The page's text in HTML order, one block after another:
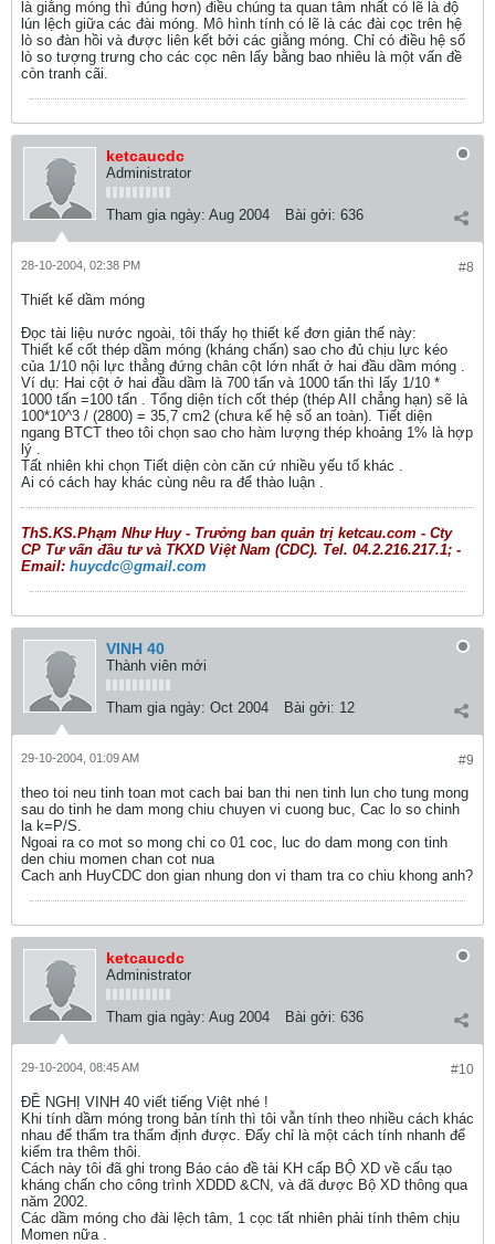
là giằng móng thì đúng hơn) điều chúng ta quan tâm nhất có lẽ là độ
lún lệch giữa các đài móng. Mô hình tính có lẽ là các đài cọc trên hệ
lò so đàn hồi và được liên kết bởi các giằng móng. Chỉ có điều hệ số
lò so tượng trưng cho các cọc nên lấy bằng bao nhiêu là một vấn đề
còn tranh cãi.
ketcaucdc
Administrator
Tham gia ngày: Aug 2004 Bài gởi: 636
#8
28-10-2004, 02:38 PM
Thiết kế dầm móng
Đọc tài liệu nước ngoài, tôi thấy họ thiết kế đơn giản thế này:
Thiết kế cốt thép dầm móng (kháng chấn) sao cho đủ chịu lực kéo
của 1/10 nội lực thẳng đứng chân cột lớn nhất ở hai đầu dầm móng .
Ví dụ: Hai cột ở hai đầu dầm là 700 tấn và 1000 tấn thì lấy 1/10 *
1000 tấn =100 tấn . Tổng diện tích cốt thép (thép AII chẳng hạn) sẽ là
100*10^3 / (2800) = 35,7 cm2 (chưa kể hệ số an toàn). Tiết diện
ngang BTCT theo tôi chọn sao cho hàm lượng thép khoảng 1% là hợp
lý .
Tất nhiên khi chọn Tiết diện còn căn cứ nhiều yếu tố khác .
Ai có cách hay khác cùng nêu ra để thào luận .
ThS.KS.Phạm Như Huy - Trưởng ban quản trị ketcau.com - Cty
CP Tư vấn đầu tư và TKXD Việt Nam (CDC). Tel. 04.2.216.217.1; -
Email: huycdc@gmail.com
VINH 40
Thành viên mới
Tham gia ngày: Oct 2004 Bài gởi: 12
#9
29-10-2004, 01:09 AM
theo toi neu tinh toan mot cach bai ban thi nen tinh lun cho tung mong
sau do tinh he dam mong chiu chuyen vi cuong buc, Cac lo so chinh
la k=P/S.
Ngoai ra co mot so mong chi co 01 coc, luc do dam mong con tinh
den chiu momen chan cot nua
Cach anh HuyCDC don gian nhung don vi tham tra co chiu khong anh?
ketcaucdc
Administrator
Tham gia ngày: Aug 2004 Bài gởi: 636
#10
29-10-2004, 08:45 AM
ĐỀ NGHỊ VINH 40 viết tiếng Việt nhé !
Khi tính dầm móng trong bản tính thì tôi vẫn tính theo nhiều cách khác
nhau để thẩm tra thẩm định được. Đấy chỉ là một cách tính nhanh để
kiểm tra thêm thôi.
Cách này tôi đã ghi trong Báo cáo đề tài KH cấp BỘ XD về cấu tạo
kháng chấn cho công trình XDDD &CN, và đã được Bộ XD thông qua
năm 2002.
Các dầm móng cho đài lệch tâm, 1 cọc tất nhiên phải tính thêm chịu
Momen nữa .